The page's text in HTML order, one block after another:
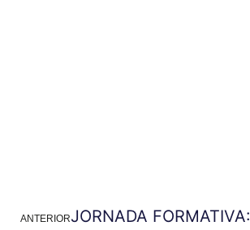
ANTERIORJORNADA FORMATIVA: